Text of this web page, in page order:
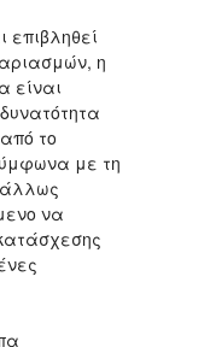
επιβληθεί
η
είναι
το
με τη
άλλως
να